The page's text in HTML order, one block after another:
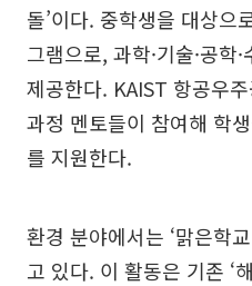
돌’이다. 중학생을 대상으
그램으로, 과학·기술·공학
제공한다. KAIST 항공우
과정 멘토들이 참여해 학
를 지원한다.
환경 분야에서는 ‘맑은학
고 있다. 이 활동은 기존 ‘